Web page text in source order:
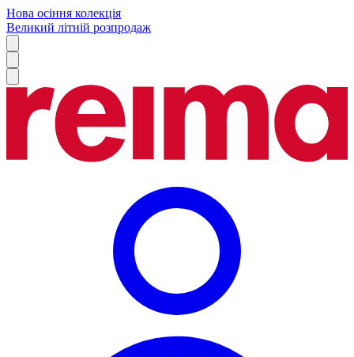
Нова осіння колекція
Великий літній розпродаж